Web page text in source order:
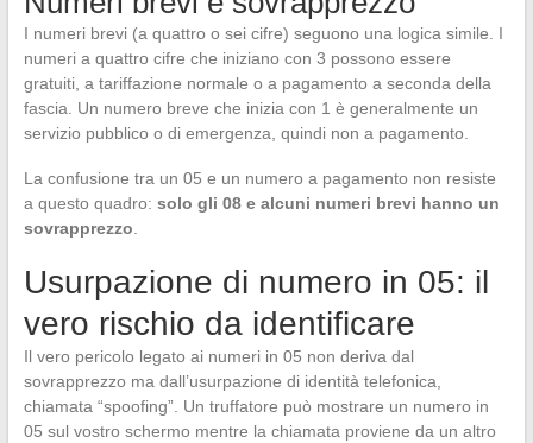
I numeri brevi (a quattro o sei cifre) seguono una logica simile. I
numeri a quattro cifre che iniziano con 3 possono essere
gratuiti, a tariffazione normale o a pagamento a seconda della
fascia. Un numero breve che inizia con 1 è generalmente un
servizio pubblico o di emergenza, quindi non a pagamento.
La confusione tra un 05 e un numero a pagamento non resiste
a questo quadro: solo gli 08 e alcuni numeri brevi hanno un
sovrapprezzo
Usurpazione di numero in 05: il
vero rischio da identificare
Il vero pericolo legato ai numeri in 05 non deriva dal
sovrapprezzo ma dall’usurpazione di identità telefonica,
chiamata “spoofing”. Un truffatore può mostrare un numero in
05 sul vostro schermo mentre la chiamata proviene da un altro